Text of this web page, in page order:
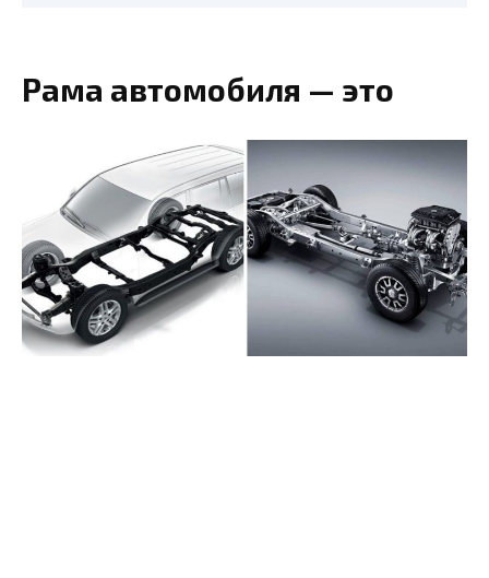
Рама автомобиля — это